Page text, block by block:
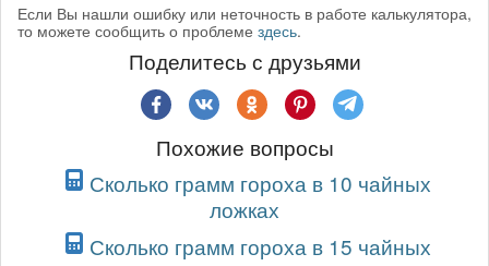
Если Вы нашли ошибку или неточность в работе калькулятора,
то можете сообщить о проблеме здесь.
Поделитесь с друзьями
Похожие вопросы
Сколько грамм гороха в 10 чайных
ложках
Сколько грамм гороха в 15 чайных